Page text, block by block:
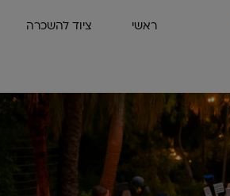
ראשי ציוד להשכרה